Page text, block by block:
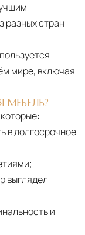
разных стран
мире, включая
в долгосрочное
выглядел
и